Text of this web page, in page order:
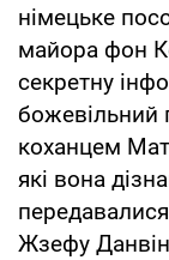
німецьке
майора фон
секретну
божевільний
коханцем
які вона
Жзефу